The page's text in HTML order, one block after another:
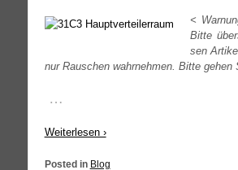
<
Bit­te
sen
nur Rau­schen wahr­neh­men. Bit­te gehen
…
Wei­ter­le­sen ›
Posted in Blog